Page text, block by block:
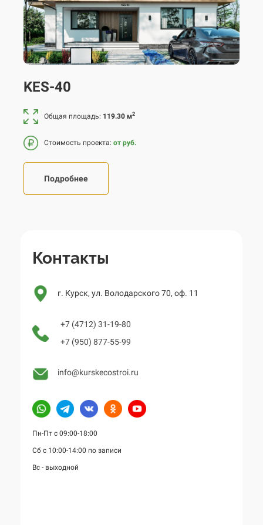
KES-40
Общая площадь: 119.30 м2
Стоимость проекта: от руб.
Подробнее
Контакты
г. Курск, ул. Володарского 70, оф. 11
+7 (4712) 31-19-80
+7 (950) 877-55-99
info@kurskecostroi.ru
Пн-Пт с 09:00-18:00
Сб с 10:00-14:00 по записи
Вс - выходной